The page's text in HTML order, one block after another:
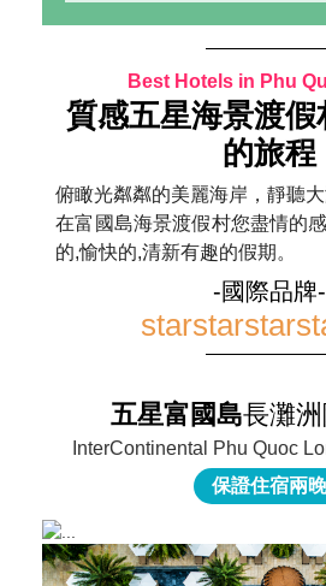
Best Hotels in Phu
質感五星海景渡
的旅程
俯瞰光粼粼的美麗海岸，靜聽
在富國島海景渡假村您盡情的
的,愉快的,清新有趣的假期。
-國際品牌-
starstarstar
五星富國島長灘
InterContinental Phu Quoc
保證住宿兩晚